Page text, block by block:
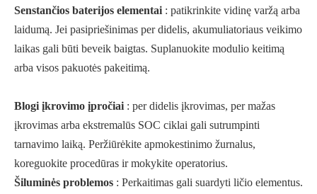
Senstančios baterijos elementai : patikrinkite vidinę varžą arba
laidumą. Jei pasipriešinimas per didelis, akumuliatoriaus veikimo
laikas gali būti beveik baigtas. Suplanuokite modulio keitimą
arba visos pakuotės pakeitimą.
Blogi įkrovimo įpročiai : per didelis įkrovimas, per mažas
įkrovimas arba ekstremalūs SOC ciklai gali sutrumpinti
tarnavimo laiką. Peržiūrėkite apmokestinimo žurnalus,
koreguokite procedūras ir mokykite operatorius.
Šiluminės problemos : Perkaitimas gali suardyti ličio elementus.